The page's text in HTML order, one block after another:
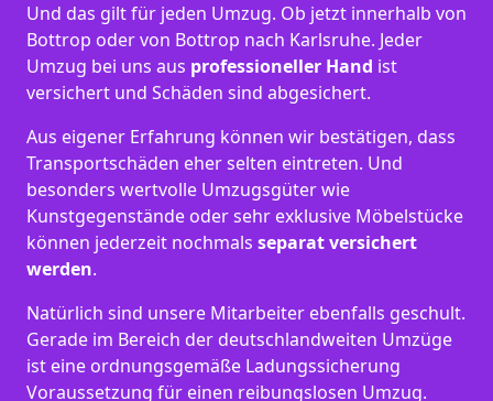
Und das gilt für jeden Umzug. Ob jetzt innerhalb von
Bottrop oder von Bottrop nach Karlsruhe. Jeder
Umzug bei uns aus professioneller Hand ist
versichert und Schäden sind abgesichert.
Aus eigener Erfahrung können wir bestätigen, dass
Transportschäden eher selten eintreten. Und
besonders wertvolle Umzugsgüter wie
Kunstgegenstände oder sehr exklusive Möbelstücke
können jederzeit nochmals separat versichert
werden.
Natürlich sind unsere Mitarbeiter ebenfalls geschult.
Gerade im Bereich der deutschlandweiten Umzüge
ist eine ordnungsgemäße Ladungssicherung
Voraussetzung für einen reibungslosen Umzug.